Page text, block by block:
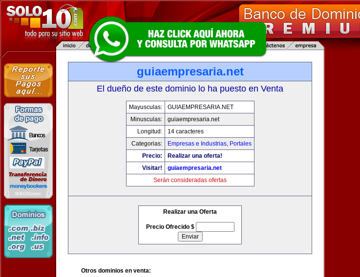
guiaempresaria.net
El dueño de este dominio lo ha puesto en Venta
Mayusculas:
GUIAEMPRESARIA.NET
Minusculas:
guiaempresaria.net
Longitud:
14 caracteres
Categorias:
Empresas e Industrias, Portales
Precio:
Realizar una oferta!
Visitar!
guiaempresaria.net
Serán consideradas ofertas
Realizar una Oferta
Precio Ofrecido $
Otros dominios en venta: